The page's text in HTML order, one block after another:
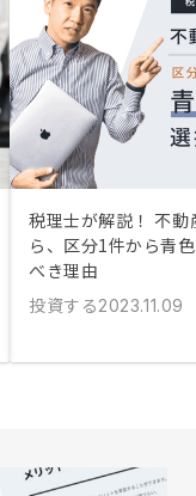
税理士が解説！ 不
ら、区分1件から青
べき理由
投資する2023.11.09